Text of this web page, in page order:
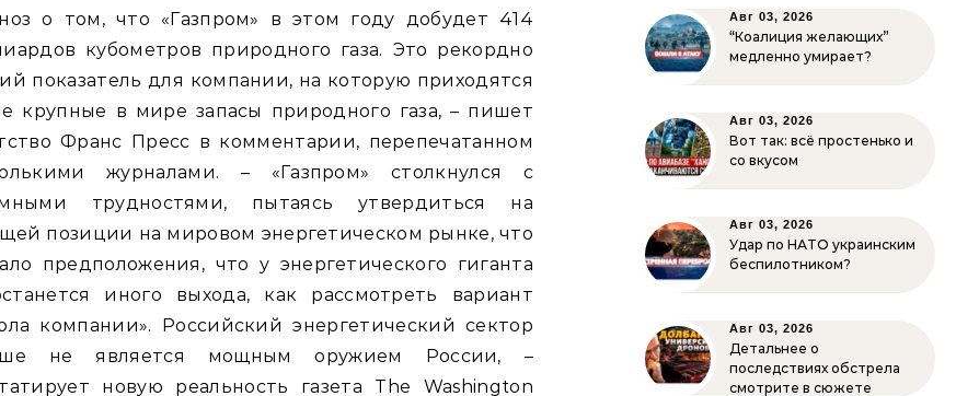
о том, что «Газпром» в этом году добудет 414
кубометров природного газа. Это рекордно
показатель для компании, на которую приходятся
крупные в мире запасы природного газа, – пишет
Франс Пресс в комментарии, перепечатанном
журналами. – «Газпром» столкнулся с
трудностями, пытаясь утвердиться на
позиции на мировом энергетическом рынке, что
предположения, что у энергетического гиганта
иного выхода, как рассмотреть вариант
компании». Российский энергетический сектор
не является мощным оружием России, –
новую реальность газета The Washington
Авг 03, 2026
“Коалиция желающих”
медленно умирает?
Авг 03, 2026
Вот так: всё простенько и
со вкусом
Авг 03, 2026
Удар по НАТО украинским
беспилотником?
Авг 03, 2026
Детальнее о
последствиях обстрела
смотрите в сюжете